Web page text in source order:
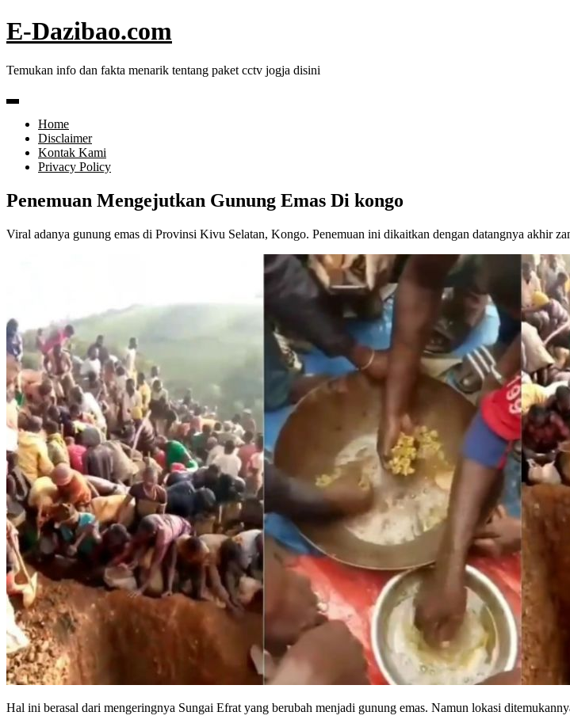
Skip
to
E-Dazibao.com
Temukan info dan fakta menarik tentang paket cctv jogja disini
Home
Disclaimer
Kontak Kami
Privacy Policy
Penemuan Mengejutkan Gunung Emas Di kongo
Viral adanya gunung emas di Provinsi Kivu Selatan, Kongo. Penemuan ini dikaitkan dengan datangnya akhir
Hal ini berasal dari mengeringnya Sungai Efrat yang berubah menjadi gunung emas. Namun lokasi